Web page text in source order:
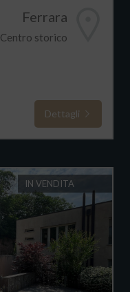
Ferrara
Centro storico
Dettagli
IN VENDITA